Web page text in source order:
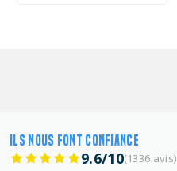
ILS NOUS FONT CONFIANCE
9.6/10(1336 avis)